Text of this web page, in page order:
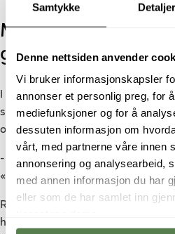
Samtykke Detaljer
Denne nettsiden anvender
Vi bruker informasjonskapsler
annonser et personlig preg, for
mediefunksjoner og for å
dessuten informasjon om
vårt, med partnerne våre innen
annonsering og analysearbeid,
med annen informasjon du har
eller som de har samlet inn
Mer trygghet – og
gjennomslag
I dag jobber Simon langt mer
sine. Han tenker struktur,
optimalisering – og kan begrunne
- Jeg er tryggere i dialogen med
«innhold», men et gjennomtenkt
Resultatene har ikke latt vente på
han eget aksjeselskap på fulltid,